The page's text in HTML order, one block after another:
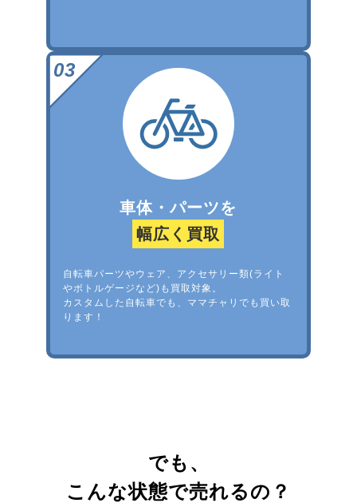
車体・パーツを
幅広く買取
自転車パーツやウェア、アクセサリー類(ライト
やボトルゲージなど)も買取対象。
カスタムした自転車でも、ママチャリでも買い取
ります！
でも、
こんな状態で売れるの？